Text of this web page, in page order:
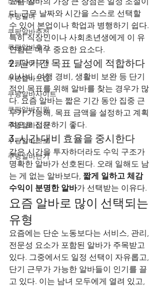
쿠팡알바
쿠팡알바추천
쿠팡알바후기
쿠팡알바구인
쿠팡알바모집
쿠팡알바사이트
쿠팡알바지원
쿠팡알바신청
쿠팡알바초보
쿠팡알바단기
다. 근무 날짜와 시간을 스스로 선택할
수 있어 본업이나 학업과 병행하기 쉽다.
특히 직장인이나 사회초년생에게 이 유
연함은 매우 중요한 요소다.
2. 단기간 목표 달성에 적합하다
이사비, 여행 경비, 생활비 보완 등 단기
적인 목표를 위해 알바를 찾는 경우가 많
다. 요즘 알바는 짧은 기간 동안 집중 근
무가 가능해, 목표 금액을 설정하고 계획
적으로 접근하기 좋다.
3. 시간 대비 효율을 중시한다
같은 시간을 투자하더라도 수익 구조가
명확한 알바가 선호된다. 오래 일해도 남
는 게 없는 알바보다, 짧게 일하고 체감
수익이 분명한 알바가 선택받는 이유다.
요즘 알바로 많이 선택되는
유형
요즘에는 단순 노동보다는 서비스, 관리,
전문성 요소가 포함된 알바가 주목받고
있다. 그중에서도 일정 선택이 자유롭고,
단기 근무가 가능한 알바들이 인기를 끌
고 있다. 이는 남녀 모두에게 열려 있고,